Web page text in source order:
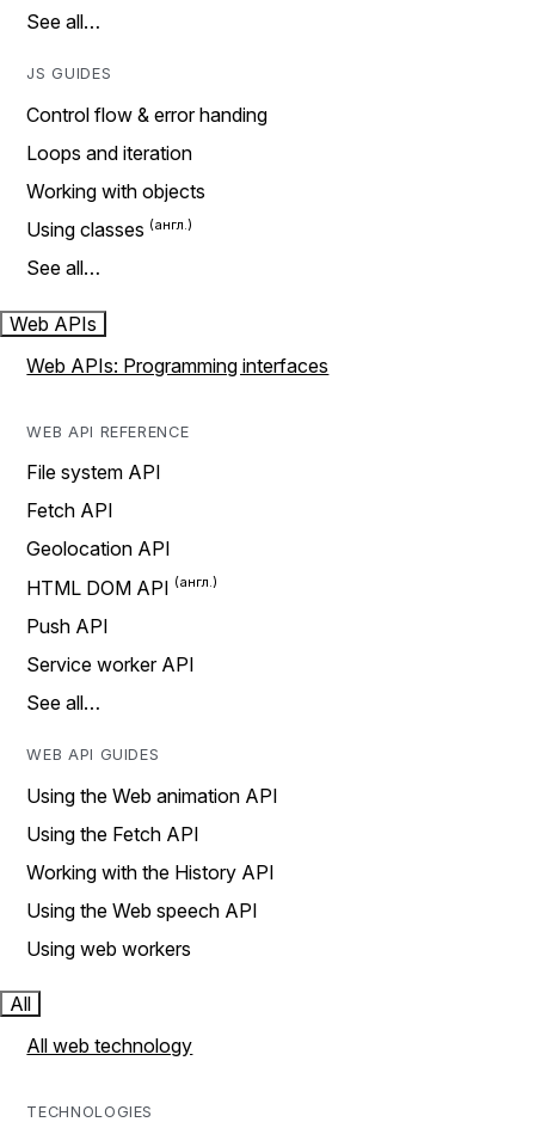
See all…
JS GUIDES
Control flow & error handing
Loops and iteration
Working with objects
Using classes
See all…
Web APIs
Web APIs: Programming interfaces
WEB API REFERENCE
File system API
Fetch API
Geolocation API
HTML DOM API
Push API
Service worker API
See all…
WEB API GUIDES
Using the Web animation API
Using the Fetch API
Working with the History API
Using the Web speech API
Using web workers
All
All web technology
TECHNOLOGIES